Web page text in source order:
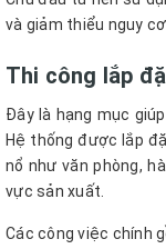
và giảm thiểu nguy
Thi công lắp
Đây là hạng mục
Hệ thống được lắp
nổ như văn phòng,
vực sản xuất.
Các công việc chính